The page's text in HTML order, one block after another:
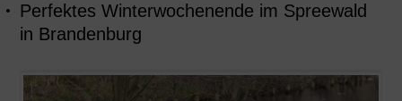
Perfektes Winterwochenende im Spreewald
in Brandenburg